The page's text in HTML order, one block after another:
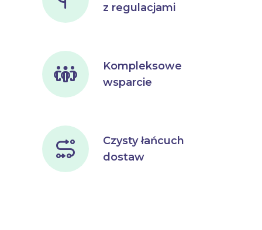
z regulacjami
Kompleksowe
wsparcie
Czysty łańcuch
dostaw